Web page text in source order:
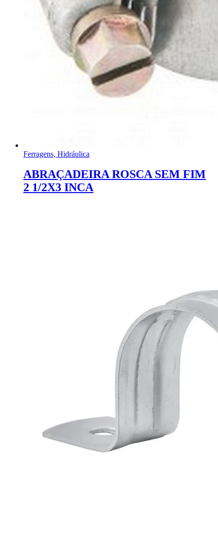
Ferragens, Hidráulica
ABRAÇADEIRA ROSCA SEM FIM
2 1/2X3 INCA